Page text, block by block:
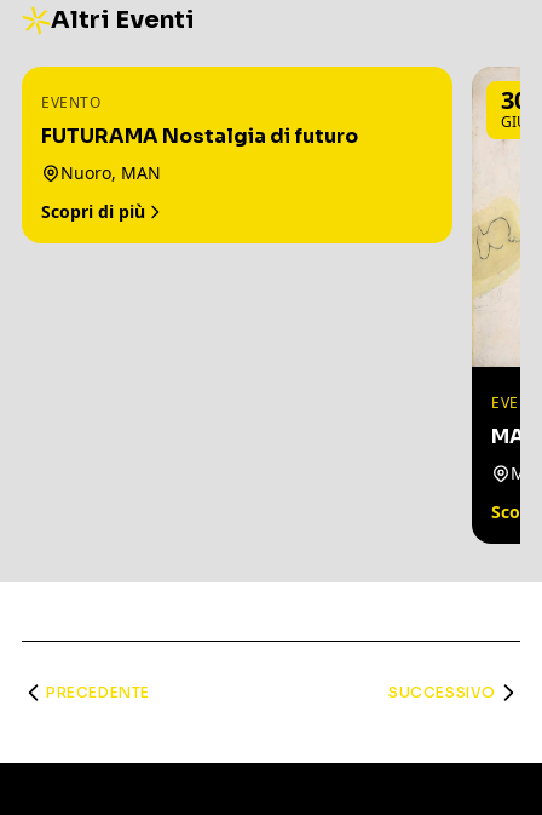
Altri Eventi
3
EVENTO
FUTURAMA Nostalgia di futuro
Nuoro, MAN
Scopri di più
30
GIU
PRECEDENTE SUCCESSIVO